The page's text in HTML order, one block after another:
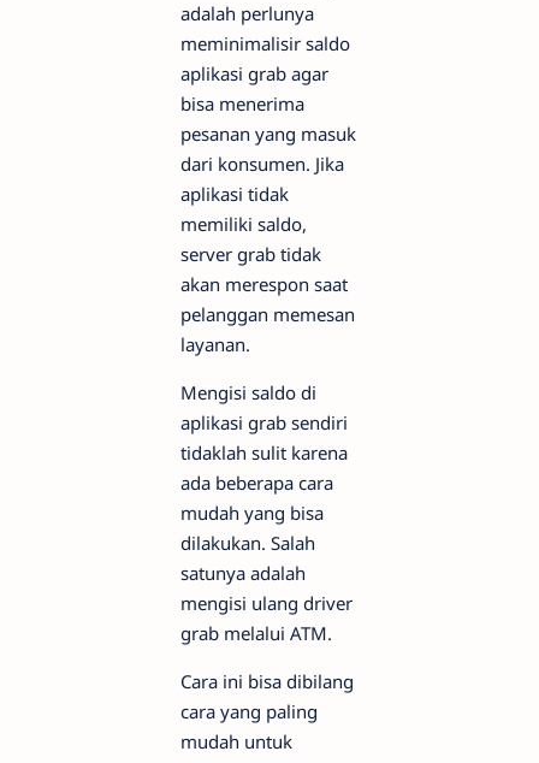
adalah perlunya
meminimalisir saldo
aplikasi grab agar
bisa menerima
pesanan yang masuk
dari konsumen. Jika
aplikasi tidak
memiliki saldo,
server grab tidak
akan merespon saat
pelanggan memesan
layanan.
Mengisi saldo di
aplikasi grab sendiri
tidaklah sulit karena
ada beberapa cara
mudah yang bisa
dilakukan. Salah
satunya adalah
mengisi ulang driver
grab melalui ATM.
Cara ini bisa dibilang
cara yang paling
mudah untuk